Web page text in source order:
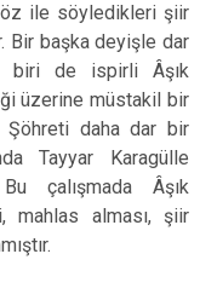
ile söyledikleri şiir
Bir başka deyişle dar
biri de ispirli Âşık
üzerine müstakil bir
Şöhreti daha dar bir
Tayyar Karagülle
çalışmada Âşık
mahlas alması, şiir